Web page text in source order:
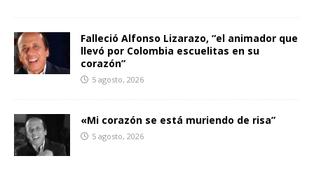
Falleció Alfonso Lizarazo, “el animador que
llevó por Colombia escuelitas en su
corazón”
5 agosto, 2026
«Mi corazón se está muriendo de risa”
5 agosto, 2026